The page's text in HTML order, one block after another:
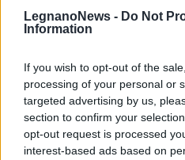
LegnanoNews - Do Not
Information
If you wish to opt-out of the
processing of your personal or
targeted advertising by us,
section to confirm your
opt-out request is processed
interest-based ads based on
di VareseNews.it, che rimane autonoma
commenti non sono testi giornalistici,
possono essere automaticamente
che includano uno o più link a siti